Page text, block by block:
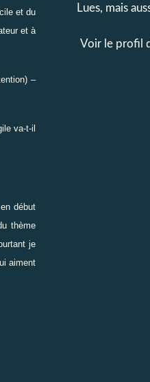
et du
et à
–
va-t-il
début
thème
je
aiment
Lues, mais
Voir le profil